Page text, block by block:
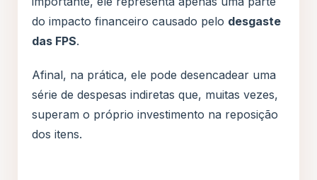
do impacto financeiro causado pelo desgaste
das FPS.
Afinal, na prática, ele pode desencadear uma
série de despesas indiretas que, muitas vezes,
superam o próprio investimento na reposição
dos itens.